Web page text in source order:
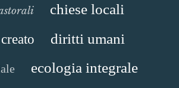
chiese locali
diritti umani
ecologia integrale